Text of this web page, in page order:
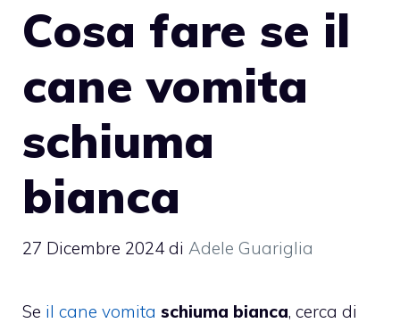
Cosa fare se il
cane vomita
schiuma
bianca
27 Dicembre 2024 di Adele Guariglia
Se il cane vomita schiuma bianca, cerca di